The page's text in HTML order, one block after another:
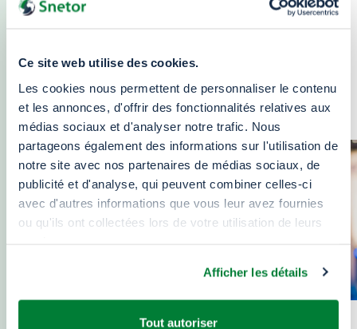
Ce site web utilise des cookies.
Les cookies nous permettent de personnaliser le contenu
et les annonces, d'offrir des fonctionnalités relatives aux
médias sociaux et d'analyser notre trafic. Nous
partageons également des informations sur l'utilisation de
notre site avec nos partenaires de médias sociaux, de
publicité et d'analyse, qui peuvent combiner celles-ci
avec d'autres informations que vous leur avez fournies
ou qu'ils ont collectées lors de votre utilisation de leurs
Afficher les détails
Tout autoriser
chimiques dans le monde